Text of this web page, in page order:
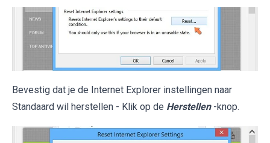
Bevestig dat je de Internet Explorer instellingen naar
Standaard wil herstellen - Klik op de Herstellen -knop.